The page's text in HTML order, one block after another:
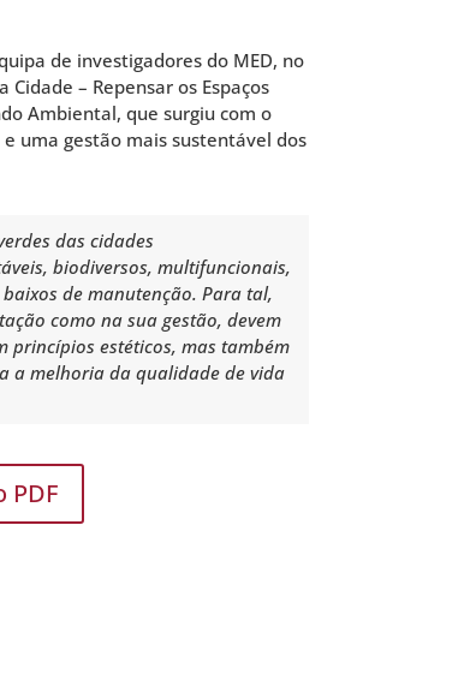
de investigadores do MED, no
– Repensar os Espaços
Ambiental, que surgiu com o
uma gestão mais sustentável dos
das cidades
biodiversos, multifuncionais,
de manutenção. Para tal,
como na sua gestão, devem
princípios estéticos, mas também
a melhoria da qualidade de vida
PDF